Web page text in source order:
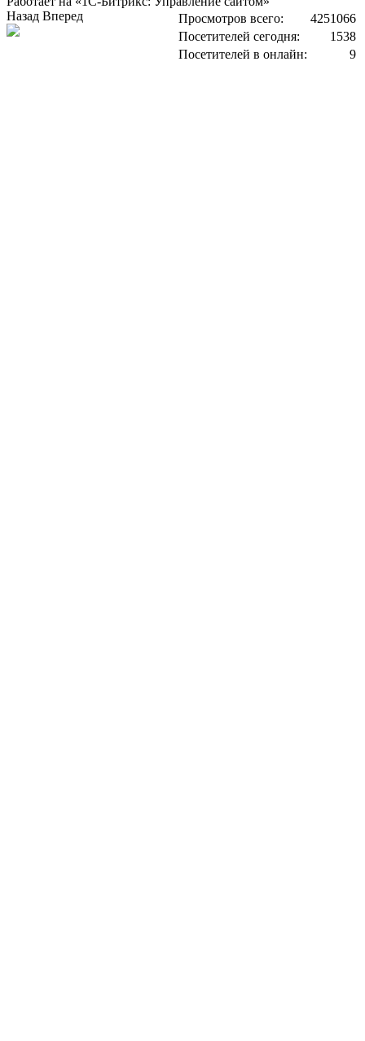
Просмотров всего:
4251066
Посетителей сегодня:
1538
Посетителей в онлайн:
9
Назад Вперед